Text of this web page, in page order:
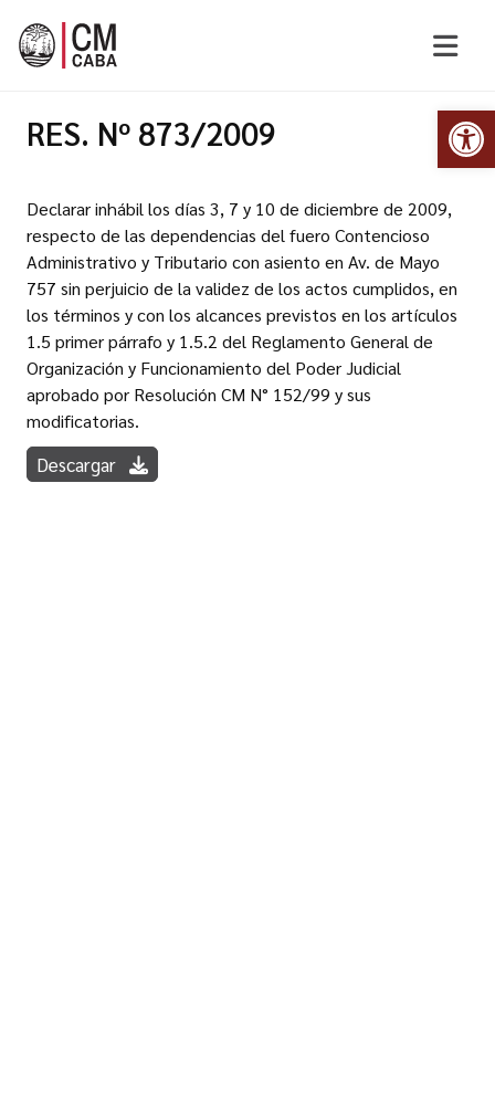
RES. Nº 873/2009
Declarar inhábil los días 3, 7 y 10 de diciembre de 2009,
respecto de las dependencias del fuero Contencioso
Administrativo y Tributario con asiento en Av. de Mayo
757 sin perjuicio de la validez de los actos cumplidos, en
los términos y con los alcances previstos en los artículos
1.5 primer párrafo y 1.5.2 del Reglamento General de
Organización y Funcionamiento del Poder Judicial
aprobado por Resolución CM N° 152/99 y sus
modificatorias.
Descargar